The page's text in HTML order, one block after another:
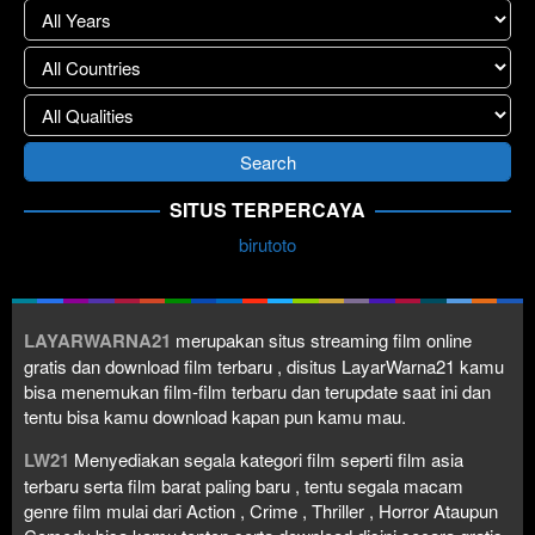
SITUS TERPERCAYA
birutoto
LAYARWARNA21 merupakan situs streaming film online
gratis dan download film terbaru , disitus LayarWarna21 kamu
bisa menemukan film-film terbaru dan terupdate saat ini dan
tentu bisa kamu download kapan pun kamu mau.
LW21 Menyediakan segala kategori film seperti film asia
terbaru serta film barat paling baru , tentu segala macam
genre film mulai dari Action , Crime , Thriller , Horror Ataupun